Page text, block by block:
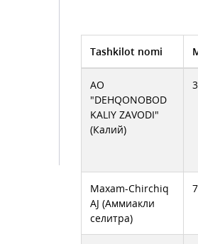
Tashkilot nomi
AO
"DEHQONOBOD
KALIY ZAVODI"
(Калий)
Maxam-Chirchiq
AJ (Аммиакли
селитра)